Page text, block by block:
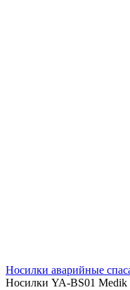
Носилки аварийные
Носилки YA-BS01 Medik